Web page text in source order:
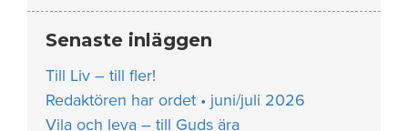
Senaste inläggen
Till Liv – till fler!
Redaktören har ordet • juni/juli 2026
Vila och leva – till Guds ära